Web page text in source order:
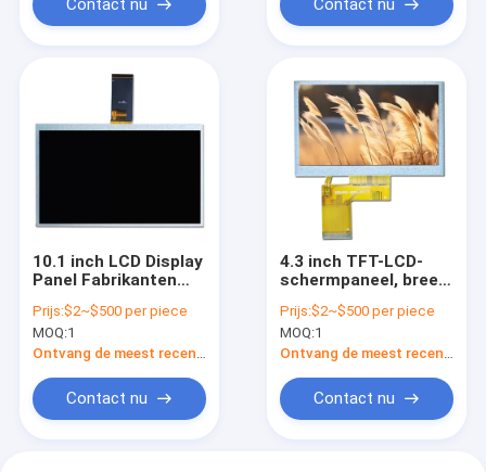
10.1 inch LCD Display
Panel Fabrikanten
temperatuur
Prijs:$2~$500 per piece
MOQ:1
Ontvang de meest recente Prijs
Contact nu
4.3 inch TFT-LCD-
schermpaneel, breed
industriële kwaliteit
Prijs:$2~$500 per piece
MOQ:1
Ontvang de meest recente Prijs
Contact nu